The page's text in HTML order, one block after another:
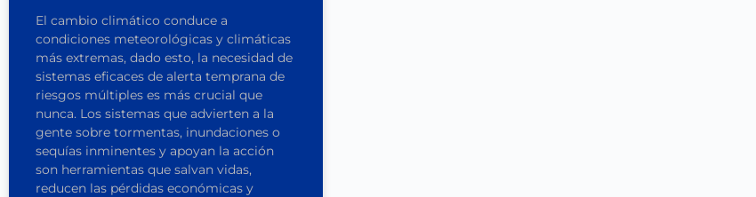
El cambio climático conduce a
condiciones meteorológicas y climáticas
más extremas, dado esto, la necesidad de
sistemas eficaces de alerta temprana de
riesgos múltiples es más crucial que
nunca. Los sistemas que advierten a la
gente sobre tormentas, inundaciones o
sequías inminentes y apoyan la acción
son herramientas que salvan vidas,
reducen las pérdidas económicas y